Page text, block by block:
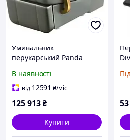
Умивальник
перукарський Panda
В наявності
від 12591 ₴/міс
125 913₴
Купити